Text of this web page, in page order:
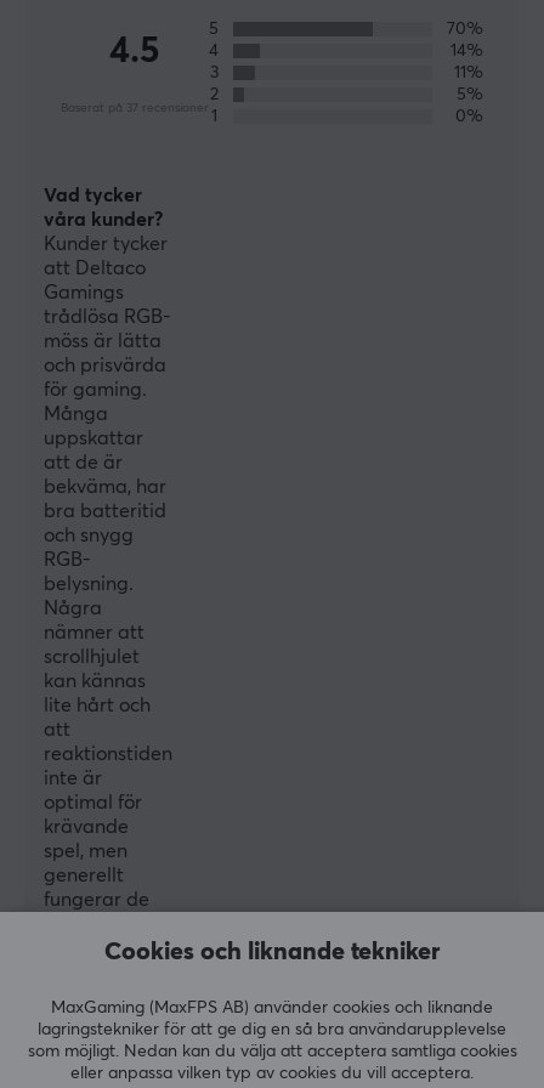
ANSLUTNING
2.4GHz
BATTERI
Batteritid
60 h
EGENSKAPER
Sensormodell
SPCP6651
Sensor
Optisk
Typ av brytare
Huano
DPI
6400 dpi
Antal knappar
Ambidextriös
Nej
Belysning
Ja, RGB
Scrollhjul
Färg
Svart
4.5
Baserat på 37 recensioner
5
70%
4
14%
3
11%
2
5%
1
0%
Vad tycker
våra kunder?
Kunder tycker
att Deltaco
Gamings
trådlösa RGB-
möss är lätta
och prisvärda
för gaming.
Många
uppskattar
att de är
bekväma, har
bra batteritid
och snygg
RGB-
belysning.
Några
nämner att
scrollhjulet
kan kännas
lite hårt och
att
reaktionstiden
inte är
optimal för
krävande
spel, men
generellt
fungerar de
nybörjare
inte vill lägga
mycket
pengar på en
gamingmus.
Cookies och liknande tekniker
MaxGaming (MaxFPS AB) använder cookies och liknande
lagringstekniker för att ge dig en så bra användarupplevelse
som möjligt. Nedan kan du välja att acceptera samtliga cookies
eller anpassa vilken typ av cookies du vill acceptera.